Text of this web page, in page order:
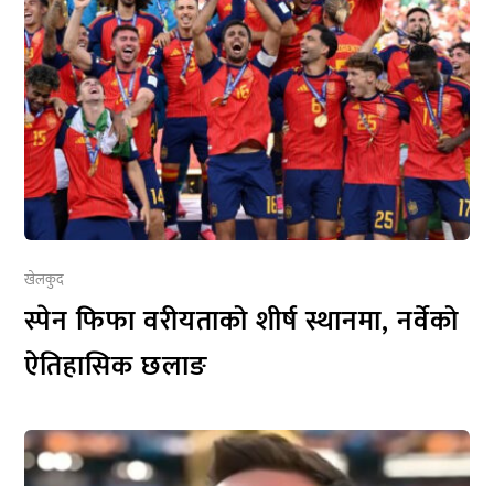
खेलकुद
स्पेन फिफा वरीयताको शीर्ष स्थानमा, नर्वेको
ऐतिहासिक छलाङ